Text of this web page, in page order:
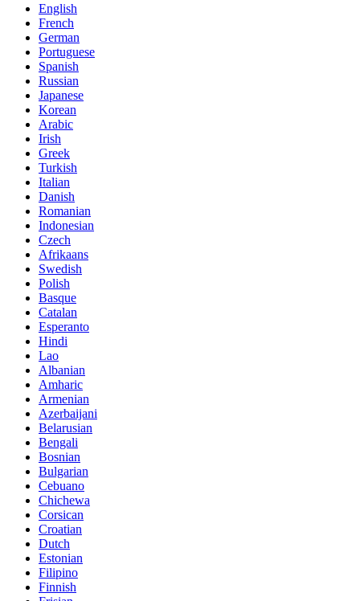
English
French
German
Portuguese
Spanish
Russian
Japanese
Korean
Arabic
Irish
Greek
Turkish
Italian
Danish
Romanian
Indonesian
Czech
Afrikaans
Swedish
Polish
Basque
Catalan
Esperanto
Hindi
Lao
Albanian
Amharic
Armenian
Azerbaijani
Belarusian
Bengali
Bosnian
Bulgarian
Cebuano
Chichewa
Corsican
Croatian
Dutch
Estonian
Filipino
Finnish